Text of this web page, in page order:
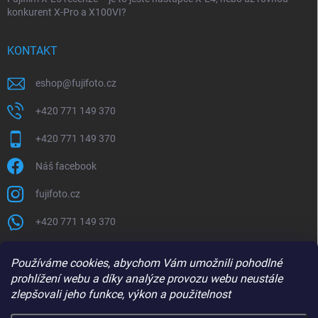
Používáme cookies, abychom Vám umožnili pohodlné
prohlížení webu a díky analýze provozu webu neustále
zlepšovali jeho funkce, výkon a použitelnost
konkurent X-Pro a X100VI?
KONTAKT
eshop@fujifoto.cz
+420 771 149 370
+420 771 149 370
Náš facebook
fujifoto.cz
+420 771 149 370
PŘIJÍMÁME ONLINE PLATBY